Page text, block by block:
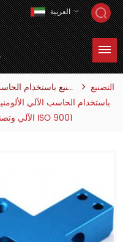
العربية
التصنيع باستخدام الحاسب الآلي الدقة
التصنيع
باستخدام الحاسب الآلي
الآلي وتصنيع الآلات المورد مصنع شهادة ISO 9001